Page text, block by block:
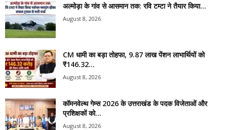
अल्मोड़ा के गांव से आसमान तक: रवि टम्टा ने तैयार किया...
August 8, 2026
CM धामी का बड़ा तोहफा, 9.87 लाख पेंशन लाभार्थियों को
₹146.32...
August 8, 2026
कॉमनवेल्थ गेम्स 2026 के उत्तराखंड के पदक विजेताओं और
प्रशिक्षकों को...
August 8, 2026